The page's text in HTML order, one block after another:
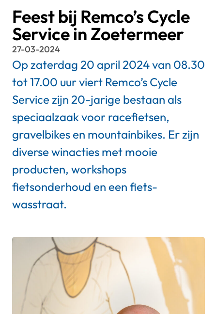
Feest bij Remco’s Cycle
Service in Zoetermeer
27-03-2024
Op zaterdag 20 april 2024 van 08.30
tot 17.00 uur viert Remco’s Cycle
Service zijn 20-jarige bestaan als
speciaalzaak voor racefietsen,
gravelbikes en mountainbikes. Er zijn
diverse winacties met mooie
producten, workshops
fietsonderhoud en een fiets-
wasstraat.